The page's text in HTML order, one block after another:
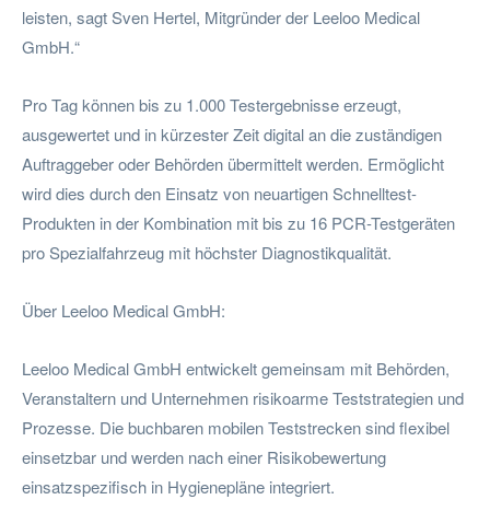
leisten, sagt Sven Hertel, Mitgründer der Leeloo Medical
GmbH.“
Pro Tag können bis zu 1.000 Testergebnisse erzeugt,
ausgewertet und in kürzester Zeit digital an die zuständigen
Auftraggeber oder Behörden übermittelt werden. Ermöglicht
wird dies durch den Einsatz von neuartigen Schnelltest-
Produkten in der Kombination mit bis zu 16 PCR-Testgeräten
pro Spezialfahrzeug mit höchster Diagnostikqualität.
Über Leeloo Medical GmbH:
Leeloo Medical GmbH entwickelt gemeinsam mit Behörden,
Veranstaltern und Unternehmen risikoarme Teststrategien und
Prozesse. Die buchbaren mobilen Teststrecken sind flexibel
einsetzbar und werden nach einer Risikobewertung
einsatzspezifisch in Hygienepläne integriert.